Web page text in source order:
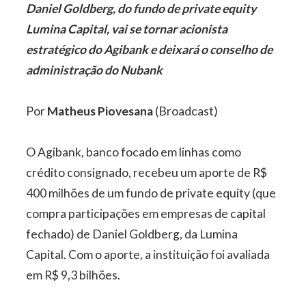
Daniel Goldberg, do fundo de private equity
Lumina Capital, vai se tornar acionista
estratégico do Agibank e deixará o conselho de
administração do Nubank
PorMatheus Piovesana(Broadcast)
O Agibank, banco focado em linhas como
crédito consignado, recebeu um aporte de R$
400 milhões de um fundo de private equity (que
compra participações em empresas de capital
fechado) de Daniel Goldberg, da Lumina
Capital. Com o aporte, a instituição foi avaliada
em R$ 9,3 bilhões.